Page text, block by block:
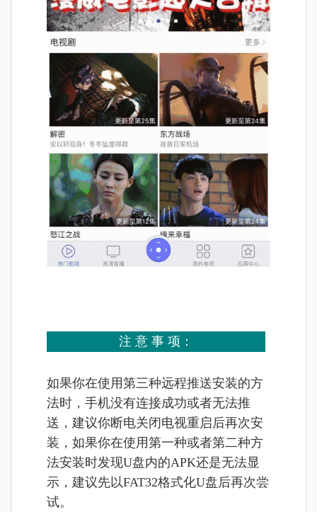
注 意 事 项：
如果你在使用第三种远程推送安装的方
法时，手机没有连接成功或者无法推
送，建议你断电关闭电视重启后再次安
装，如果你在使用第一种或者第二种方
法安装时发现U盘内的APK还是无法显
示，建议先以FAT32格式化U盘后再次尝
试。